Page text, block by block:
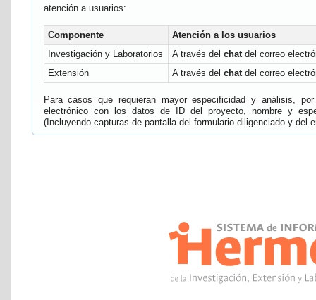
atención a usuarios:
Componente
Atención a los usuarios
Investigación y Laboratorios
A través del chatdel correo
Extensión
A través del chatdel correo
Para casos que requieran mayor especificidad y análisis,
electrónico con los datos de ID del proyecto, nombre y
(Incluyendo capturas de pantalla del formulario diligenciado y del